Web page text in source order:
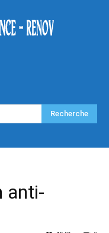
Recherche
anti-